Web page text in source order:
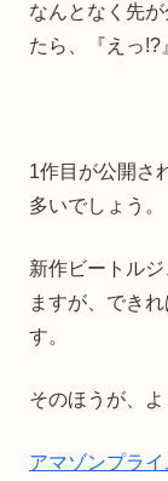
なんとなく先
たら、『えっ!?
1作目が公開さ
多いでしょう。
新作ビートル
ますが、でき
す。
そのほうが、
アマゾンプラ